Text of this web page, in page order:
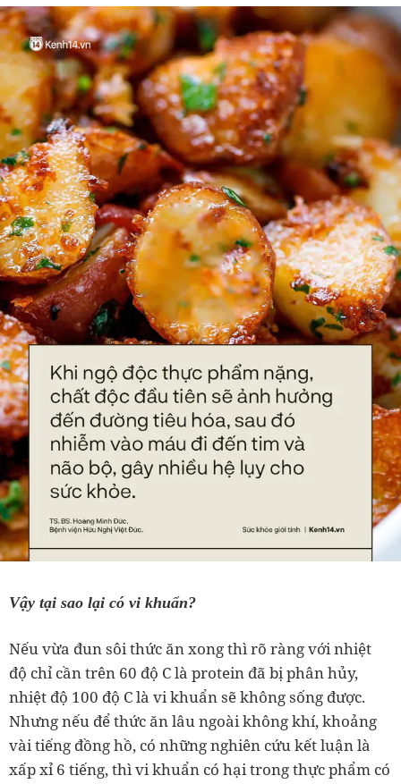
Vậy tại sao lại có vi khuẩn?
Nếu vừa đun sôi thức ăn xong thì rõ ràng với nhiệt
độ chỉ cần trên 60 độ C là protein đã bị phân hủy,
nhiệt độ 100 độ C là vi khuẩn sẽ không sống được.
Nhưng nếu để thức ăn lâu ngoài không khí, khoảng
vài tiếng đồng hồ, có những nghiên cứu kết luận là
xấp xỉ 6 tiếng, thì vi khuẩn có hại trong thực phẩm có